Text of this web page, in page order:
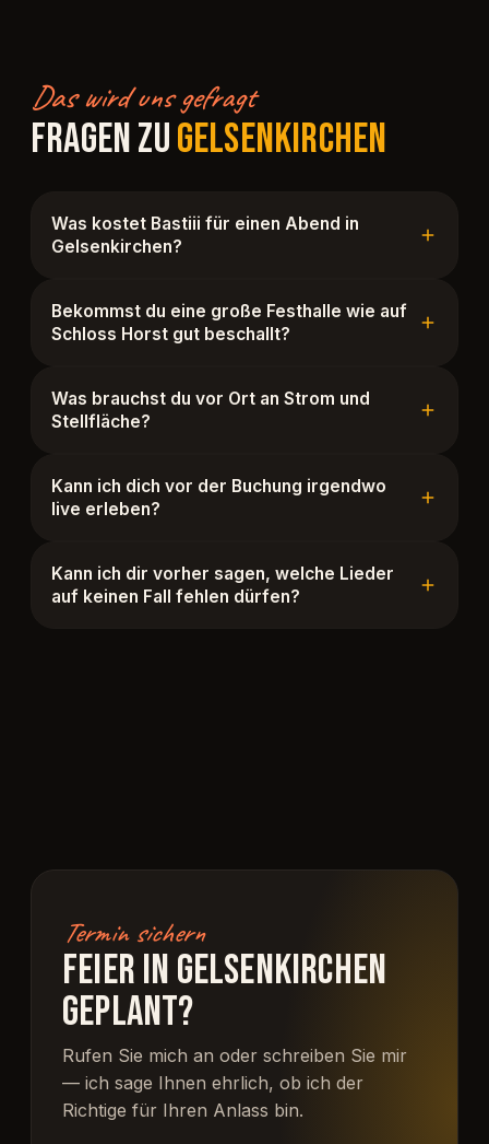
Das wird uns gefragt
FRAGEN ZUGELSENKIRCHEN
Was kostet Bastiii für einen Abend in
Gelsenkirchen?
Bekommst du eine große Festhalle wie auf
Schloss Horst gut beschallt?
Was brauchst du vor Ort an Strom und
Stellfläche?
Kann ich dich vor der Buchung irgendwo
live erleben?
Kann ich dir vorher sagen, welche Lieder
auf keinen Fall fehlen dürfen?
Termin sichern
FEIER IN GELSENKIRCHEN
GEPLANT?
Rufen Sie mich an oder schreiben Sie mir
— ich sage Ihnen ehrlich, ob ich der
Richtige für Ihren Anlass bin.